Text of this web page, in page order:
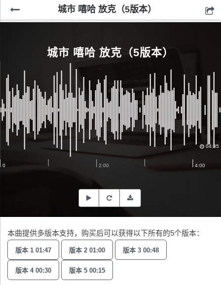
城市 嘻哈 放克（5版本）
城市 嘻哈 放克（5版本）
04:35
本曲提供多版本支持，购买后可以获得以下所有的5个版本：
版本 1 01:47 版本 2 01:00 版本 3 00:48
版本 4 00:30 版本 5 00:15